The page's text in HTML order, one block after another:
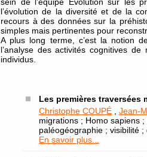
l’évolution de la diversité et de la
recours à des données sur la
simples mais pertinentes pour
A plus long terme, c’est la notion
l’analyse des activités cognitives
individus.
Les premières traversées
Christophe COUPÉ
Jean-
migrations ; Homo sapiens
paléogéographie ; visibilité
En savoir plus...